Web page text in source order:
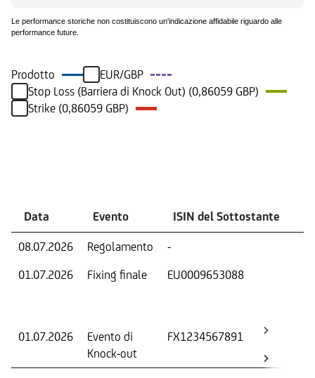
Le performance storiche non costituiscono un'indicazione affidabile riguardo alle
performance future.
Prodotto
EUR/GBP
Stop Loss (Barriera di Knock Out) (0,86059 GBP)
Strike (0,86059 GBP)
Data Evento ISIN del Sottostante
08.07.2026 Regolamento -
01.07.2026
Fixing finale EU0009653088
01.07.2026
Evento di
Knock-out
FX1234567891